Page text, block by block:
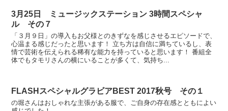
3月25日 ミュージックステーション 3時間スペシャ
ル その７
「３月９日」の導入もお父様とのきずなを感じさせるエピソードで、
心温まる感じだったと思います！ 立ち方は自信に満ちているし、表
情で芸術を伝えられる稀有な能力を持っていると思います！ 番組全
体でもタモリさんの横にいることが多くて、気持ち...
FLASHスペシャルグラビアBEST 2017秋号 その１
の堀さんはおしゃれな主張がある服で、ご自身の存在感とともによい